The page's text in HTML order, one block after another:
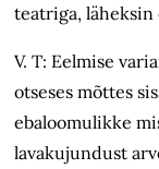
teatriga, läheksin
V. T: Eelmise
otseses mõttes
ebaloomulikke
lavakujundust